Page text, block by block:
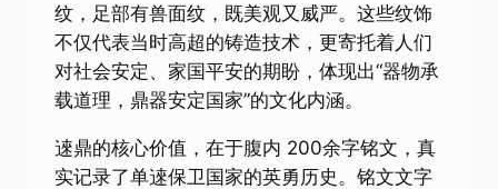
纹，足部有兽面纹，既美观又威严。这些纹饰
不仅代表当时高超的铸造技术，更寄托着人们
对社会安定、家国平安的期盼，体现出“器物承
载道理，鼎器安定国家”的文化内涵。
逨鼎的核心价值，在于腹内 200余字铭文，真
实记录了单逨保卫国家的英勇历史。铭文文字